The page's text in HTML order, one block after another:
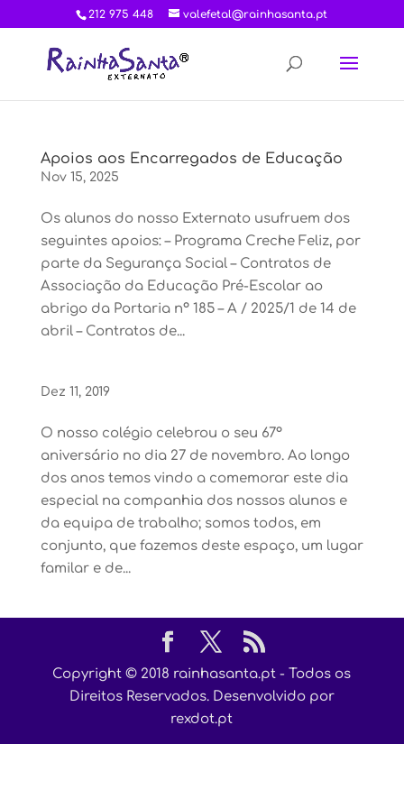
212 975 448 valefetal@rainhasanta.pt
Apoios aos Encarregados de Educação
Nov 15, 2025
Os alunos do nosso Externato usufruem dos
seguintes apoios: – Programa Creche Feliz, por
parte da Segurança Social – Contratos de
Associação da Educação Pré-Escolar ao
abrigo da Portaria nº 185 – A / 2025/1 de 14 de
abril – Contratos de...
Dez 11, 2019
O nosso colégio celebrou o seu 67º
aniversário no dia 27 de novembro. Ao longo
dos anos temos vindo a comemorar este dia
especial na companhia dos nossos alunos e
da equipa de trabalho; somos todos, em
conjunto, que fazemos deste espaço, um lugar
familar e de...
Copyright © 2018 rainhasanta.pt - Todos os
Direitos Reservados. Desenvolvido por
rexdot.pt